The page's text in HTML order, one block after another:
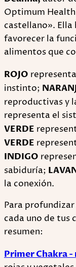
Optimum
castellano».
favorecer la
alimentos que
ROJO
instinto;
reproductivas y
representa el
VERDE
VERDE
INDIGO
sabiduría;
la conexión.
Para
cada uno de tus
resumen:
Primer Chakra -